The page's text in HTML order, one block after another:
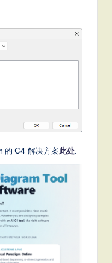
的 C4 解决方案此处.